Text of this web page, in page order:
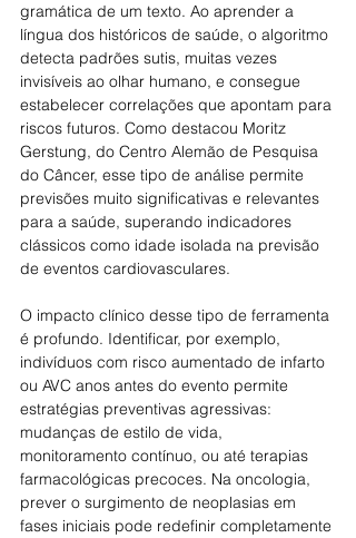
gramática de um texto. Ao aprender a
língua dos históricos de saúde, o algoritmo
detecta padrões sutis, muitas vezes
invisíveis ao olhar humano, e consegue
estabelecer correlações que apontam para
riscos futuros. Como destacou Moritz
Gerstung, do Centro Alemão de Pesquisa
do Câncer, esse tipo de análise permite
previsões muito significativas e relevantes
para a saúde, superando indicadores
clássicos como idade isolada na previsão
de eventos cardiovasculares.
O impacto clínico desse tipo de ferramenta
é profundo. Identificar, por exemplo,
indivíduos com risco aumentado de infarto
ou AVC anos antes do evento permite
estratégias preventivas agressivas:
mudanças de estilo de vida,
monitoramento contínuo, ou até terapias
farmacológicas precoces. Na oncologia,
prever o surgimento de neoplasias em
fases iniciais pode redefinir completamente